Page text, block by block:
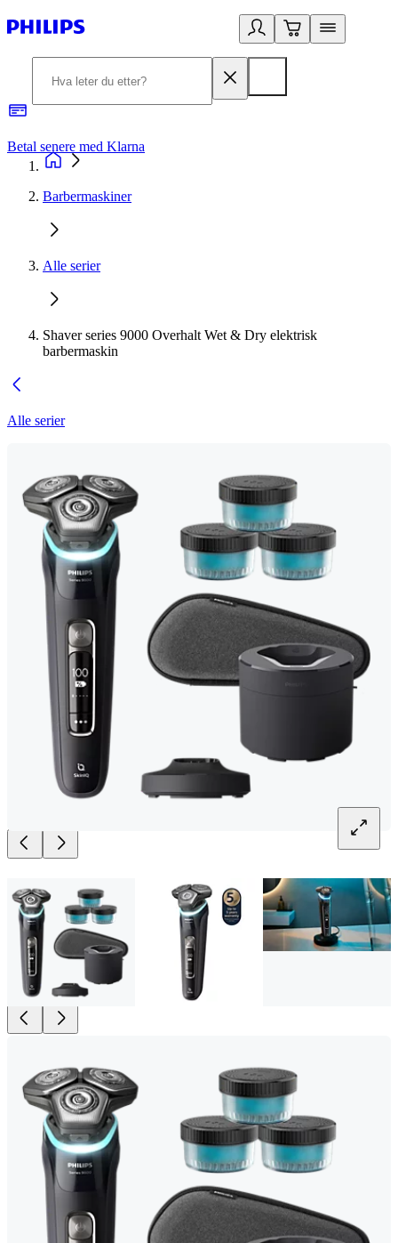
Betal senere med Klarna
Barbermaskiner
Alle serier
Shaver series 9000 Overhalt Wet & Dry elektrisk
barbermaskin
Alle serier